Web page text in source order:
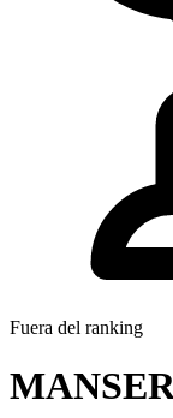
Fuera del ranking